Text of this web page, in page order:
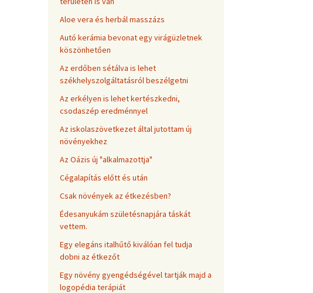
Aloe vera és herbál masszázs
Autó kerámia bevonat egy virágüzletnek
köszönhetően
Az erdőben sétálva is lehet
székhelyszolgáltatásról beszélgetni
Az erkélyen is lehet kertészkedni,
csodaszép eredménnyel
Az iskolaszövetkezet által jutottam új
növényekhez
Az Oázis új "alkalmazottja"
Cégalapítás előtt és után
Csak növények az étkezésben?
Édesanyukám születésnapjára táskát
vettem.
Egy elegáns italhűtő kiválóan fel tudja
dobni az étkezőt
Egy növény gyengédségével tartják majd a
logopédia terápiát